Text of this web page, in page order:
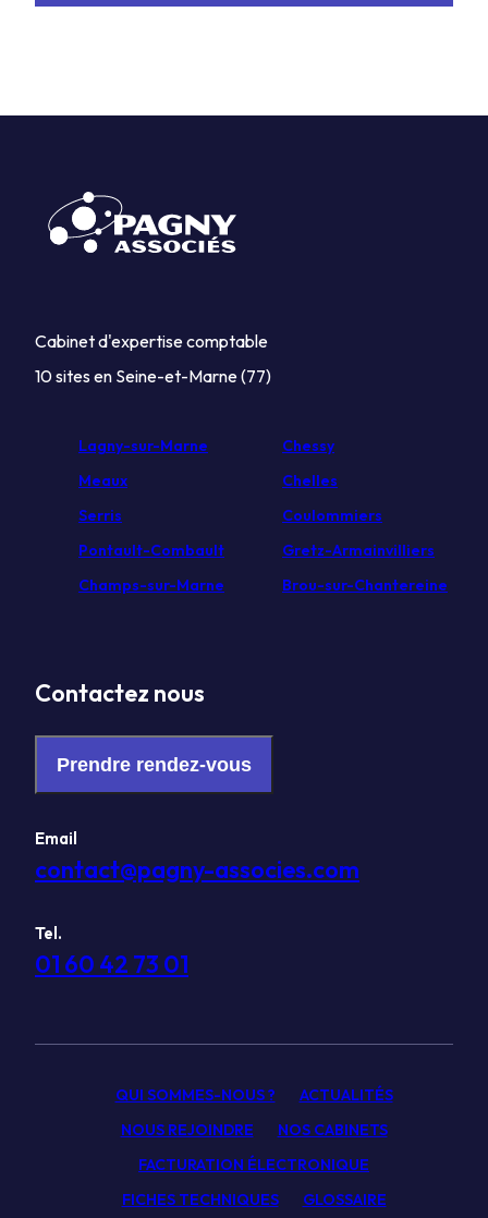
Cabinet d'expertise comptable
10 sites en Seine-et-Marne (77)
Lagny-sur-Marne
Chessy
Meaux
Chelles
Serris
Coulommiers
Pontault-Combault
Gretz-Armainvilliers
Champs-sur-Marne
Brou-sur-Chantereine
Contactez nous
Prendre rendez-vous
Email
contact@pagny-associes.com
Tel.
01 60 42 73 01
QUI SOMMES-NOUS ?
ACTUALITÉS
NOUS REJOINDRE
NOS CABINETS
FACTURATION ÉLECTRONIQUE
FICHES TECHNIQUES
GLOSSAIRE